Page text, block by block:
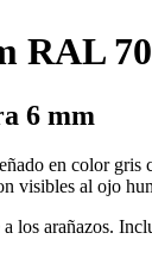
RAL
6 mm
en color
visibles al ojo
los arañazos.